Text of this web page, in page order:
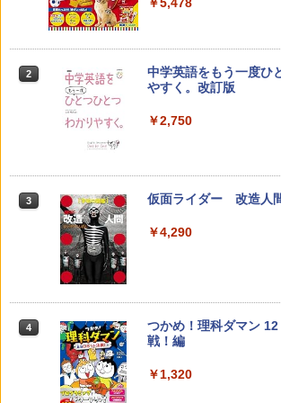
2
カウンセリングとは何
こと (講談社現代新書
￥1,540
3 先生のためのGoogle
￥-
4 子どもが変わる魔法の
￥2,200
【くもん出版公式特別
版(KUMON
地図パズル 日本の世界
￥4,046
￥2,127
2
中学英語をもう一度ひ
やすく。改訂版
￥2,750
3 仮面ライダー 改造人
￥4,290
4
つかめ！理科ダマン
戦！編
￥1,320